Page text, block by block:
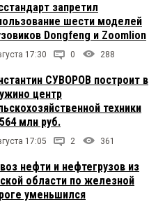
запретил
шести моделей
Dongfeng и Zoomlion
17:30 0 288
СУВОРОВ построит в
центр
техники
млн руб.
17:05 2 361
нефти и нефтегрузов из
области по железной
уменьшился